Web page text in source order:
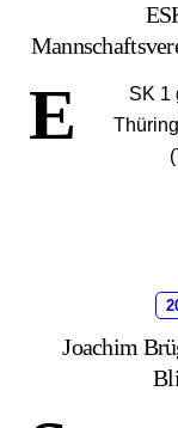
E
SK 1
Joachim